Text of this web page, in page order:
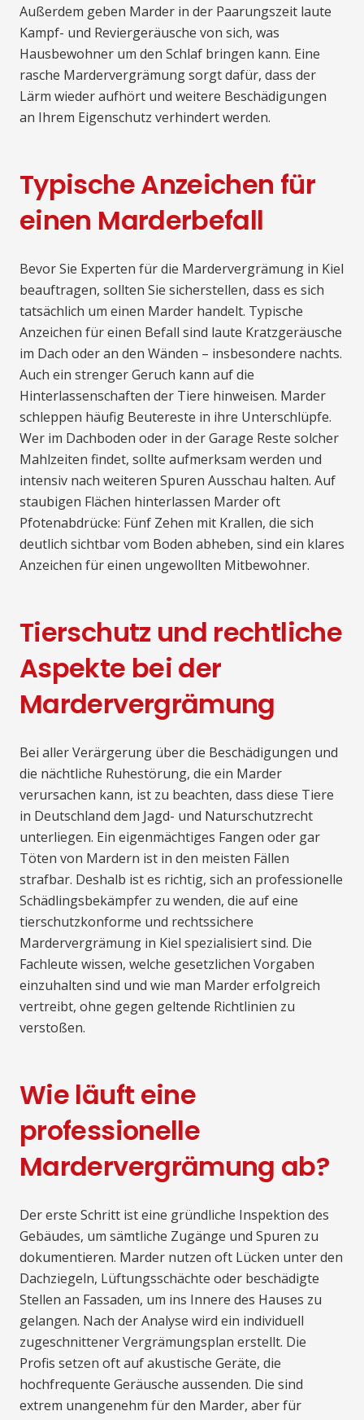
Außerdem geben Marder in der Paarungszeit laute
Kampf- und Reviergeräusche von sich, was
Hausbewohner um den Schlaf bringen kann. Eine
rasche Mardervergrämung sorgt dafür, dass der
Lärm wieder aufhört und weitere Beschädigungen
an Ihrem Eigenschutz verhindert werden.
Typische Anzeichen für
einen Marderbefall
Bevor Sie Experten für die Mardervergrämung in Kiel
beauftragen, sollten Sie sicherstellen, dass es sich
tatsächlich um einen Marder handelt. Typische
Anzeichen für einen Befall sind laute Kratzgeräusche
im Dach oder an den Wänden – insbesondere nachts.
Auch ein strenger Geruch kann auf die
Hinterlassenschaften der Tiere hinweisen. Marder
schleppen häufig Beutereste in ihre Unterschlüpfe.
Wer im Dachboden oder in der Garage Reste solcher
Mahlzeiten findet, sollte aufmerksam werden und
intensiv nach weiteren Spuren Ausschau halten. Auf
staubigen Flächen hinterlassen Marder oft
Pfotenabdrücke: Fünf Zehen mit Krallen, die sich
deutlich sichtbar vom Boden abheben, sind ein klares
Anzeichen für einen ungewollten Mitbewohner.
Tierschutz und rechtliche
Aspekte bei der
Mardervergrämung
Bei aller Verärgerung über die Beschädigungen und
die nächtliche Ruhestörung, die ein Marder
verursachen kann, ist zu beachten, dass diese Tiere
in Deutschland dem Jagd- und Naturschutzrecht
unterliegen. Ein eigenmächtiges Fangen oder gar
Töten von Mardern ist in den meisten Fällen
strafbar. Deshalb ist es richtig, sich an professionelle
Schädlingsbekämpfer zu wenden, die auf eine
tierschutzkonforme und rechtssichere
Mardervergrämung in Kiel spezialisiert sind. Die
Fachleute wissen, welche gesetzlichen Vorgaben
einzuhalten sind und wie man Marder erfolgreich
vertreibt, ohne gegen geltende Richtlinien zu
verstoßen.
Wie läuft eine
professionelle
Mardervergrämung ab?
Der erste Schritt ist eine gründliche Inspektion des
Gebäudes, um sämtliche Zugänge und Spuren zu
dokumentieren. Marder nutzen oft Lücken unter den
Dachziegeln, Lüftungsschächte oder beschädigte
Stellen an Fassaden, um ins Innere des Hauses zu
gelangen. Nach der Analyse wird ein individuell
zugeschnittener Vergrämungsplan erstellt. Die
Profis setzen oft auf akustische Geräte, die
hochfrequente Geräusche aussenden. Die sind
extrem unangenehm für den Marder, aber für